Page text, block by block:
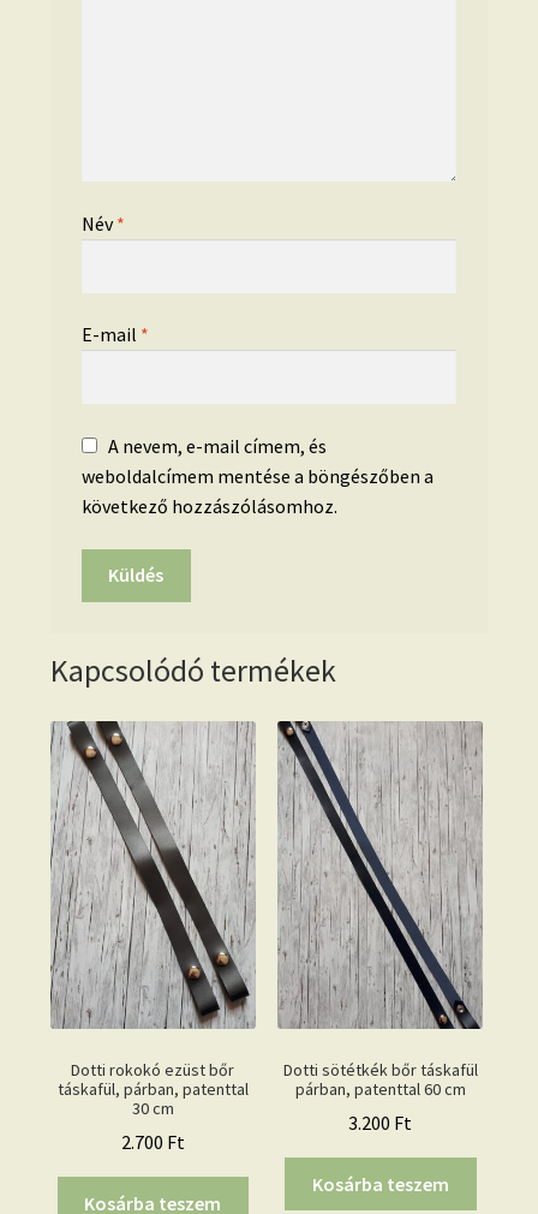
Név*
E-mail *
A nevem, e-mail címem, és
weboldalcímem mentése a böngészőben a
következő hozzászólásomhoz.
Kapcsolódó termékek
Dotti rokokó ezüst bőr
táskafül, párban, patenttal
30 cm
2.700 Ft
Kosárba teszem
Dotti sötétkék bőr táskafül
párban, patenttal 60 cm
3.200 Ft
Kosárba teszem